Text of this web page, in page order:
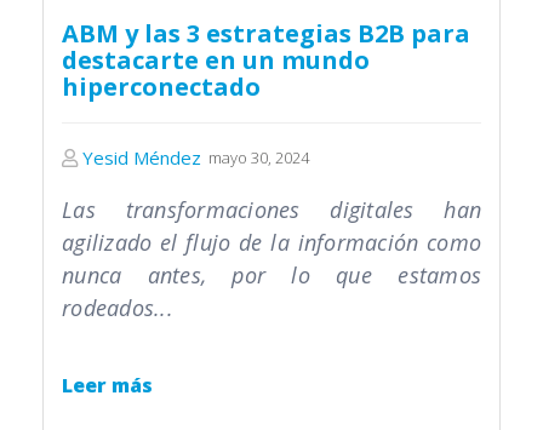
ABM y las 3 estrategias B2B para
destacarte en un mundo
hiperconectado
Yesid Méndez mayo 30, 2024
Las transformaciones digitales han
agilizado el flujo de la información como
nunca antes, por lo que estamos
rodeados...
Leer más